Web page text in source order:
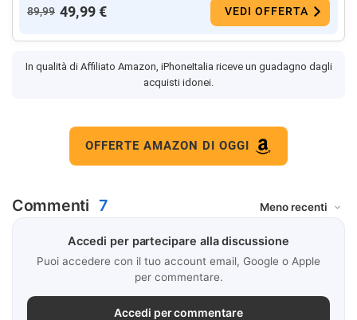
89,99 49,99 € VEDI OFFERTA
In qualità di Affiliato Amazon, iPhoneItalia riceve un guadagno dagli
acquisti idonei.
OFFERTE AMAZON DI OGGI
Commenti 7
Accedi per partecipare alla discussione
Puoi accedere con il tuo account email, Google o Apple
per commentare.
Accedi per commentare